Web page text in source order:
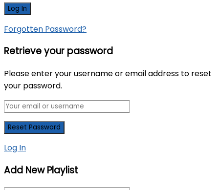
Forgotten Password?
Retrieve your password
Please enter your username or email address to reset
your password.
Log In
Add New Playlist